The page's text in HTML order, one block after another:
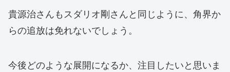
貴源治さんもスダリオ剛さんと同じように、角界か
らの追放は免れないでしょう。
今後どのような展開になるか、注目したいと思いま